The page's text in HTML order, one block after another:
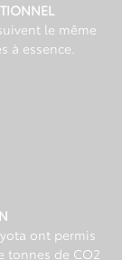
le même
à essence.
ont permis
tonnes de CO2